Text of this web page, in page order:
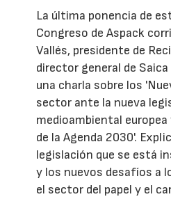
La última ponencia de
Congreso de Aspack
Vallés, presidente de
director general de
una charla sobre los
sector ante la nueva
medioambiental europea
de la Agenda 2030'.
legislación que se está
y los nuevos desafíos a
el sector del papel y el